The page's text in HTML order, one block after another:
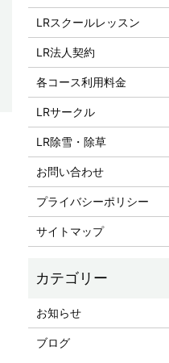
LRスクールレッスン
LR法人契約
各コース利用料金
LRサークル
LR除雪・除草
お問い合わせ
プライバシーポリシー
サイトマップ
お知らせ
ブログ